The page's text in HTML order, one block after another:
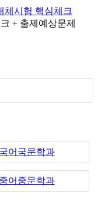
체시험 핵심체크
+ 출제예상문제
국어국문학과
중어중문학과